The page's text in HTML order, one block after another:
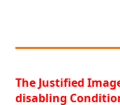
The Justified
disabling